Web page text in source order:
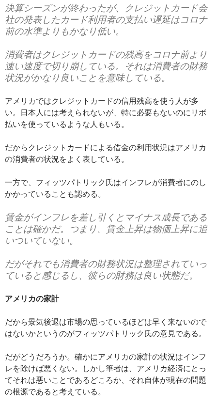
決算シーズンが終わったが、クレジットカード会
社の発表したカード利用者の支払い遅延はコロナ
前の水準よりもかなり低い。
消費者はクレジットカードの残高をコロナ前より
速い速度で切り崩している。それは消費者の財務
状況がかなり良いことを意味している。
アメリカではクレジットカードの信用残高を使う人が多
い。日本人には考えられないが、特に必要もないのにリボ
払いを使っているような人もいる。
だからクレジットカードによる借金の利用状況はアメリカ
の消費者の状況をよく表している。
一方で、フィッツパトリック氏はインフレが消費者にのし
かかっていることも認める。
賃金がインフレを差し引くとマイナス成長である
ことは確かだ。つまり、賃金上昇は物価上昇に追
いついていない。
だがそれでも消費者の財務状況は整理されていっ
ていると感じるし、彼らの財務は良い状態だ。
アメリカの家計
だから景気後退は市場の思っているほどは早く来ないので
はないかというのがフィッツパトリック氏の意見である。
だがどうだろうか。確かにアメリカの家計の状況はインフ
レを除けば悪くない。しかし筆者は、アメリカ経済にとっ
てそれは悪いことであるどころか、それ自体が現在の問題
の根源であると考えている。